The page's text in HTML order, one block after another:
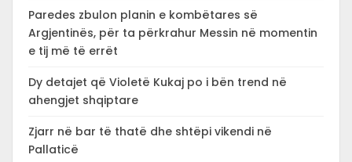
Paredes zbulon planin e kombëtares së
Argjentinës, për ta përkrahur Messin në momentin
e tij më të errët
Dy detajet që Violetë Kukaj po i bën trend në
ahengjet shqiptare
Zjarr në bar të thatë dhe shtëpi vikendi në
Pallaticë